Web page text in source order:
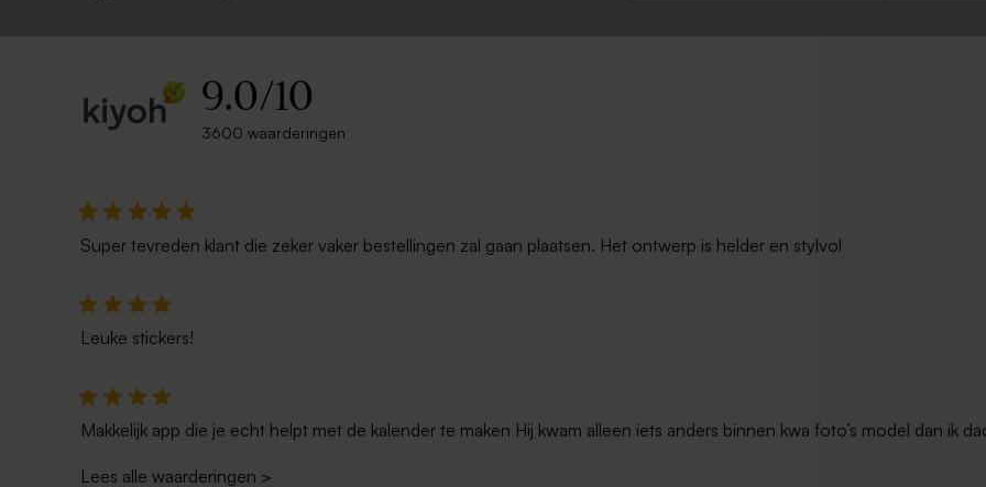
9.0/10
3600 waarderingen
Super tevreden klant die zeker vaker bestellingen zal gaan plaatsen. Het ontwerp is helder en stylvol
Leuke stickers!
Makkelijk app die je echt helpt met de kalender te maken Hij kwam alleen iets anders binnen kwa foto’s model dan ik
Lees alle waarderingen >